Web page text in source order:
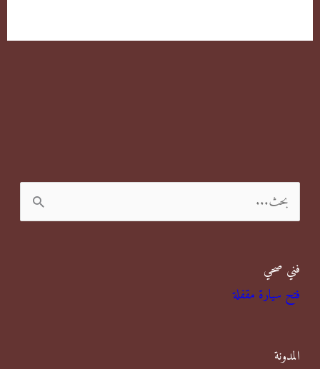
ل
ح
ث
ن
فني صحي
فتح سيارة مقفلة
المدونة